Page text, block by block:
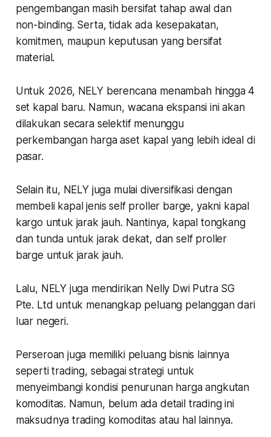
pengembangan masih bersifat tahap awal dan
non-binding. Serta, tidak ada kesepakatan,
komitmen, maupun keputusan yang bersifat
material.
Untuk 2026, NELY berencana menambah hingga 4
set kapal baru. Namun, wacana ekspansi ini akan
dilakukan secara selektif menunggu
perkembangan harga aset kapal yang lebih ideal di
pasar.
Selain itu, NELY juga mulai diversifikasi dengan
membeli kapal jenis self proller barge, yakni kapal
kargo untuk jarak jauh. Nantinya, kapal tongkang
dan tunda untuk jarak dekat, dan self proller
barge untuk jarak jauh.
Lalu, NELY juga mendirikan Nelly Dwi Putra SG
Pte. Ltd untuk menangkap peluang pelanggan dari
luar negeri.
Perseroan juga memiliki peluang bisnis lainnya
seperti trading, sebagai strategi untuk
menyeimbangi kondisi penurunan harga angkutan
komoditas. Namun, belum ada detail trading ini
maksudnya trading komoditas atau hal lainnya.